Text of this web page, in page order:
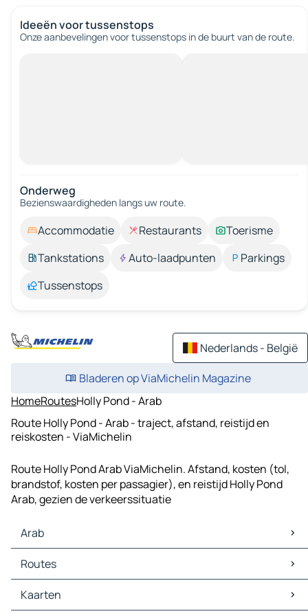
Ideeën voor tussenstops
Onze aanbevelingen voor tussenstops in de buurt van de route.
Onderweg
Bezienswaardigheden langs uw route.
Accommodatie Restaurants
Toerisme
Tankstations
Auto-laadpunten
Parkings
Tussenstops
Nederlands - België
Bladeren op ViaMichelin Magazine
HomeRoutesHolly Pond - Arab
Route Holly Pond - Arab - traject, afstand, reistijd en
reiskosten - ViaMichelin
Route Holly Pond Arab ViaMichelin. Afstand, kosten (tol,
brandstof, kosten per passagier), en reistijd Holly Pond
Arab, gezien de verkeerssituatie
Arab
Arab Kaarten
Arab Verkeer
Arab Hotels
Arab Restaurants
Routes
Routes Arab - Guntersville
Routes Arab - Union Grove
Kaarten